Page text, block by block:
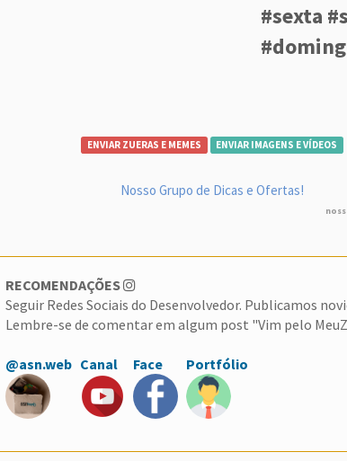
#sexta
ENVIAR ZUERAS E MEMES ENVIAR IMAGENS E VÍDEOS
Nosso Grupo de Dicas e Ofertas!
RECOMENDAÇÕES
Seguir Redes Sociais do Desenvolvedor. Publicamos
Lembre-se de comentar em algum post "Vim pelo
@asn.web Canal Face Portfólio